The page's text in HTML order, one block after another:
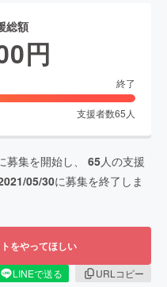
総額
円
終了
支援者数65 人
募集を開始し、 65人の支援
05/30に募集を終了しま
をやってほしい
LINEで送る
URLコピー